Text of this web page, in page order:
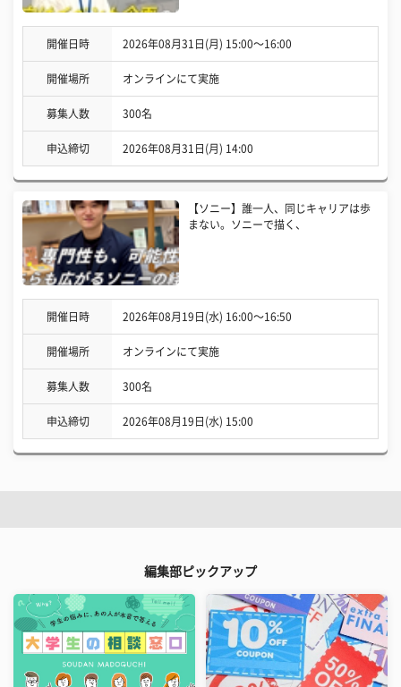
開催日時 2026年08月31日(月) 15:00〜16:00
開催場所 オンラインにて実施
募集人数 300名
申込締切 2026年08月31日(月) 14:00
【ソニー】誰一人、同じキャリアは歩
まない。ソニーで描く、
開催日時 2026年08月19日(水) 16:00〜16:50
開催場所 オンラインにて実施
募集人数 300名
申込締切 2026年08月19日(水) 15:00
編集部ピックアップ